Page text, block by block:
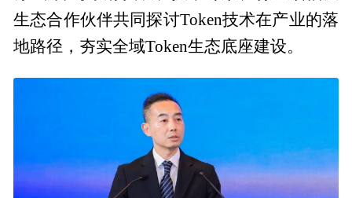
生态合作伙伴共同探讨Token技术在产业的落
地路径，夯实全域Token生态底座建设。